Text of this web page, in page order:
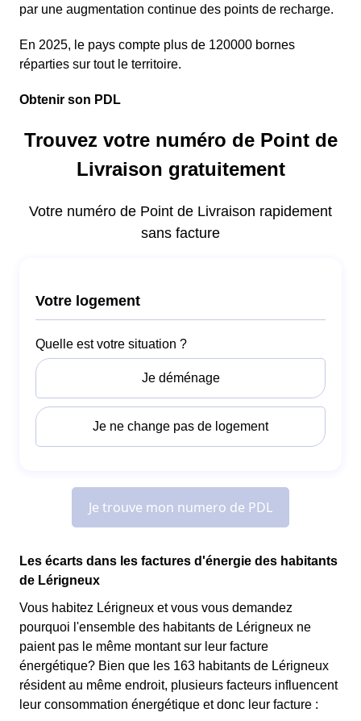
par une augmentation continue des points de recharge.
En 2025, le pays compte plus de 120000 bornes
réparties sur tout le territoire.
Obtenir son PDL
Les écarts dans les factures d'énergie des habitants
de Lérigneux
Vous habitez Lérigneux et vous vous demandez
pourquoi l'ensemble des habitants de Lérigneux ne
paient pas le même montant sur leur facture
énergétique? Bien que les 163 habitants de Lérigneux
résident au même endroit, plusieurs facteurs influencent
leur consommation énergétique et donc leur facture :